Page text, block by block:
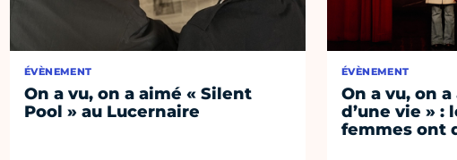
ÉVÈNEMENT
On a vu, on a aimé « Silent
Pool » au Lucernaire
ÉVÈNEMENT
On a vu, on
d’une vie » :
femmes ont